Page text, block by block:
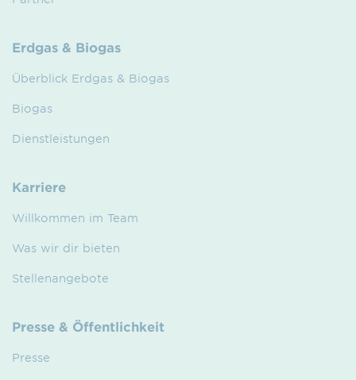
Erdgas & Biogas
Überblick Erdgas & Biogas
Biogas
Dienstleistungen
Karriere
Willkommen im Team
Was wir dir bieten
Stellenangebote
Presse & Öffentlichkeit
Presse